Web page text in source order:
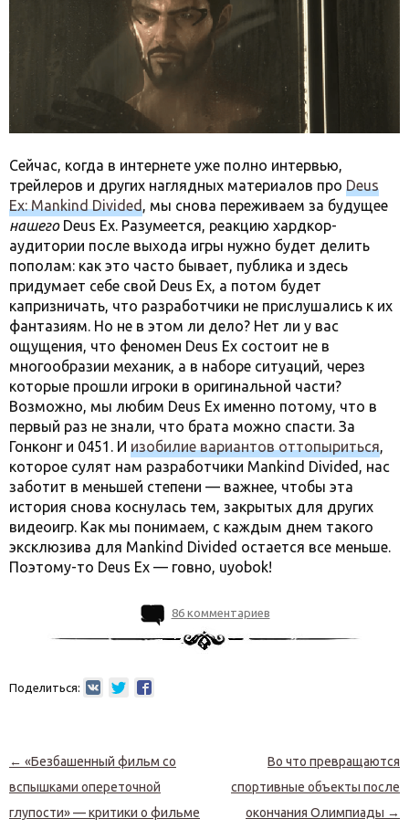
Сейчас, когда в интернете уже полно интервью,
трейлеров и других наглядных материалов про Deus
Ex: Mankind Divided
, мы снова переживаем за будущее
нашего Deus Ex. Разумеется, реакцию хардкор-
аудитории после выхода игры нужно будет делить
пополам: как это часто бывает, публика и здесь
придумает себе свой Deus Ex, а потом будет
капризничать, что разработчики не прислушались к их
фантазиям. Но не в этом ли дело? Нет ли у вас
ощущения, что феномен Deus Ex состоит не в
многообразии механик, а в наборе ситуаций, через
которые прошли игроки в оригинальной части?
Возможно, мы любим Deus Ex именно потому, что в
первый раз не знали, что брата можно спасти. За
Гонконг и 0451. И изобилие вариантов оттопыриться
которое сулят нам разработчики Mankind Divided, нас
заботит в меньшей степени — важнее, чтобы эта
история снова коснулась тем, закрытых для других
видеоигр. Как мы понимаем, с каждым днем такого
эксклюзива для Mankind Divided остается все меньше.
Поэтому-то Deus Ex — говно, uyobok!
86 комментариев
Поделиться:
Навигация по записям
← «Безбашенный фильм со
вспышками опереточной
глупости» — критики о фильме
Во что превращаются
спортивные объекты после
окончания Олимпиады →